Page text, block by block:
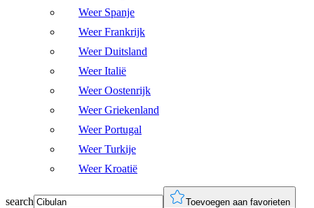
Weer Spanje
Weer Frankrijk
Weer Duitsland
Weer Italië
Weer Oostenrijk
Weer Griekenland
Weer Portugal
Weer Turkije
Weer Kroatië
search Toevoegen aan favorieten